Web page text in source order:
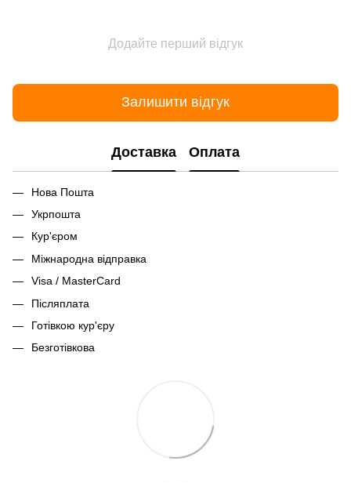
Додайте перший відгук
Залишити відгук
Доставка Оплата
Нова Пошта
Укрпошта
Кур'єром
Міжнародна відправка
Visa / MasterCard
Післяплата
Готівкою кур'єру
Безготівкова